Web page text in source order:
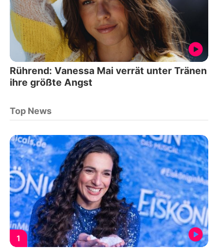
Rührend: Vanessa Mai verrät unter Tränen
ihre größte Angst
Top News
1